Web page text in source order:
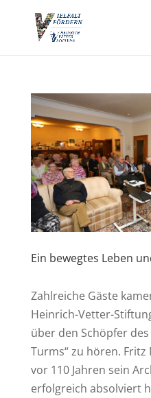
Ein bewegtes Leben
Zahlreiche Gäste
Heinrich-Vetter-
über den Schöpfer
Turms“ zu hören. Fritz
vor 110 Jahren sein
erfolgreich absolviert